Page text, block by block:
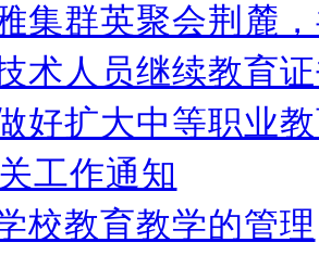
集群英聚会荆麓
术人员继续教育
好扩大中等职业
工作通知
校教育教学的管理